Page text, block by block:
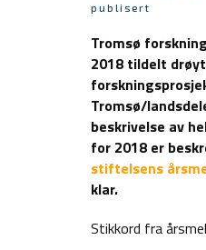
publisert
Tromsø
2018 tildelt
Tromsø/
beskrivelse av
for 2018 er
stiftelsens
klar.
Stikkord fra